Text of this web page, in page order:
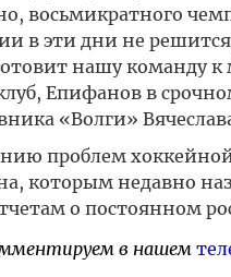
восьмикратного
в эти дни не
нашу команду к
Епифанов в
«Волги»
проблем
которым недавно
о постоянном
в нашем